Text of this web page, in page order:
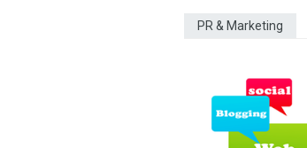
PR & Marketing